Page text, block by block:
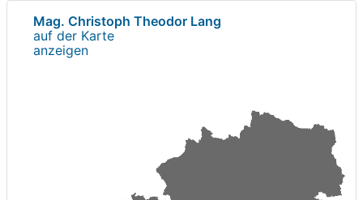
Mag. Christoph Theodor Lang
auf der Karte
anzeigen